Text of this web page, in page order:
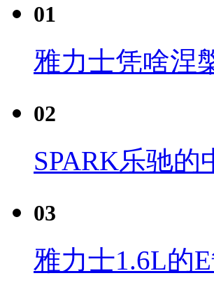
01
雅力士凭啥涅
02
SPARK乐驰的
03
雅力士1.6L的